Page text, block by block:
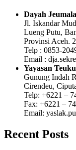
Dayah
Jl. Iskandar
Lueng Putu,
Provinsi Aceh.
Telp : 0853-
Email :
Yayasan
Gunung Indah
Cirendeu,
Telp: +6221 –
Fax: +6221 –
Email:
Recent Posts